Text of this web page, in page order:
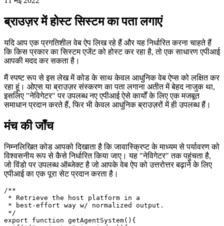
अपने वेब ऐप के होस्ट सिस्टम के बारे में जानकारी प्राप्त करने के लिए आधुनिक
एपीआई का उपयोग करें
11 मई 2022
ब्राउज़र में होस्ट सिस्टम का पता लगाएं
यदि आप एक प्रगतिशील वेब ऐप लिख रहे हैं और यह निर्धारित करना चाहते हैं
कि किस प्रकार का सिस्टम एजेंट को होस्ट कर रहा है, तो एक साधारण एपीआई
आपकी मदद कर सकता है।
मैं स्पष्ट रूप से इस लेख में कोड के साथ केवल आधुनिक वेब ऐप्स को लक्षित कर
रहा हूं। ओएस या ब्राउज़र संस्करण का पता लगाना अतीत में बेहद नाजुक था,
समाधान प्रदान करते हैं, फिर भी केवल आधुनिक ब्राउज़रों में ही उपलब्ध हैं।
मंच की जाँच
निम्नलिखित कोड आपको दिखाता है कि जावास्क्रिप्ट के माध्यम से पर्यावरण को
विश्वसनीय रूप से कैसे निर्धारित किया जाए। यह "नेविगेटर" तक पहुंचता है,
जो विंडो पर उपलब्ध ऑब्जेक्ट है जो आपके वेब ऐप को उत्तरोत्तर बढ़ाने के लिए
एपीआई का एक पूरा सेट प्रदान करता है।